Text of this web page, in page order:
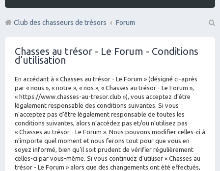
Club des chasseurs de trésors
Forum
Chasses au trésor - Le Forum - Conditions
d’utilisation
En accédant à « Chasses au trésor - Le Forum » (désigné ci-après
par « nous », « notre », « nos », « Chasses au trésor - Le Forum »,
« https://www.chasses-au-tresor.club »), vous acceptez d’être
légalement responsable des conditions suivantes. Si vous
n’acceptez pas d’être légalement responsable de toutes les
conditions suivantes, alors n’accédez pas et/ou n’utilisez pas
« Chasses au trésor - Le Forum ». Nous pouvons modifier celles-ci à
n’importe quel moment et nous ferons tout pour que vous en
soyez informé, bien qu’il soit prudent de vérifier régulièrement
celles-ci par vous-même. Si vous continuez d’utiliser « Chasses au
trésor - Le Forum » alors que des changements ont été effectués,